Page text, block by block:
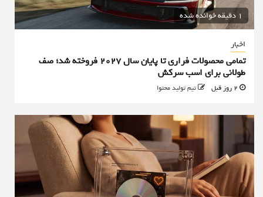
1 دقیقه خوانده شده
اخبار
تمامی محصولات فراری تا پایان سال ۲۰۲۷ فروخته شد؛ صف
طولانی برای اسب سرکش
تیم تولید محتوا